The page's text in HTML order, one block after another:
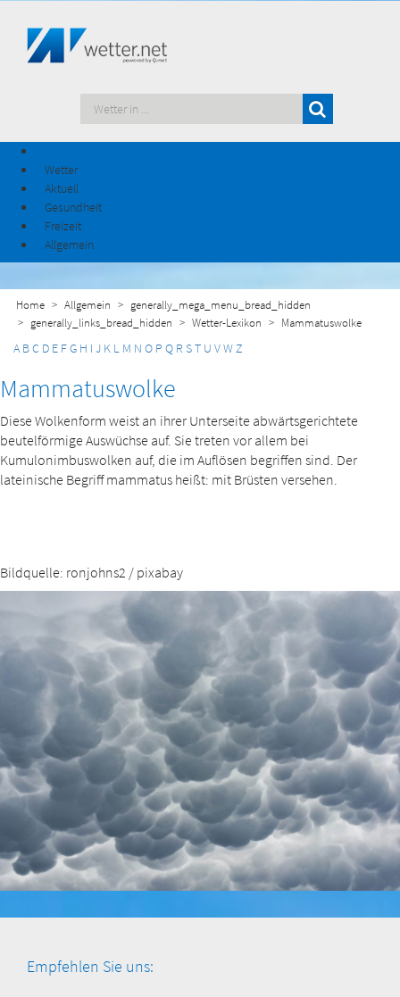
Wetter
Aktuell
Gesundheit
Freizeit
Allgemein
Home Allgemein
generally_mega_menu_bread_hidden
generally_links_bread_hidden
Wetter-Lexikon Mammatuswolke
A BC D E FG H I J K L M N O PQ R ST U VWZ
Mammatuswolke
Diese Wolkenform weist an ihrer Unterseite abwärtsgerichtete
beutelförmige Auswüchse auf. Sie treten vor allem bei
Kumulonimbuswolken auf, die im Auflösen begriffen sind. Der
lateinische Begriff mammatus heißt: mit Brüsten versehen.
Bildquelle: ronjohns2 / pixabay
Empfehlen Sie uns: